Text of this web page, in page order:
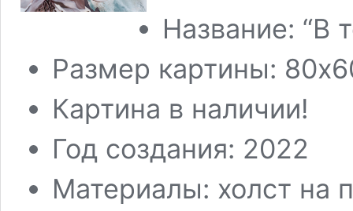
Название: “В
Размер картины:
Картина в наличии!
Год создания: 2022
Материалы: холст на